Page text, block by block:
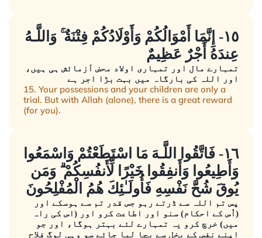
١٥- إِنَّمَا أَمْوَالُكُمْ وَأَوْلَادُكُمْ فِتْنَةٌ ۚ وَاللَّـهُ
عِندَهُ أَجْرٌ عَظِيمٌ
تمہارے مال اور تمہاری اولاد محض آزمائش ہی ہیں،
اور اللہ کی بارگاہ میں بہت بڑا اجر ہے
15. Your possessions and your children are only a
trial. But with Allah (alone), there is a great reward
(for you).
١٦- فَاتَّقُوا اللَّـهَ مَا اسْتَطَعْتُمْ وَاسْمَعُوا
وَأَطِيعُوا وَأَنفِقُوا خَيْرًا لِّأَنفُسِكُمْ ۗ وَمَن
يُوقَ شُحَّ نَفْسِهِ فَأُولَـٰئِكَ هُمُ الْمُفْلِحُونَ
پس تم اللہ سے ڈرتے رہو جس قدر تم سے ہوسکے اور
(اُس کے احکام) سنو اور اطاعت کرو اور (اس کی راہ
میں) خرچ کرو یہ تمہارے لئے بہتر ہوگا، اور جو
اپنے نفس کے بخل سے بچا لیا جائے سو وہی لوگ فلاح